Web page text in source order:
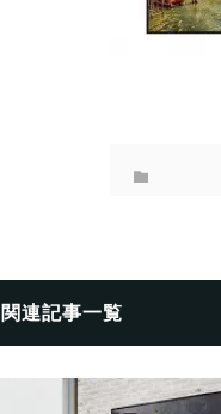
関連記事一覧